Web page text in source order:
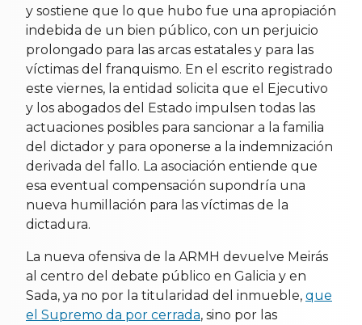
y sostiene que lo que hubo fue una apropiación
indebida de un bien público, con un perjuicio
prolongado para las arcas estatales y para las
víctimas del franquismo. En el escrito registrado
este viernes, la entidad solicita que el Ejecutivo
y los abogados del Estado impulsen todas las
actuaciones posibles para sancionar a la familia
del dictador y para oponerse a la indemnización
derivada del fallo. La asociación entiende que
esa eventual compensación supondría una
nueva humillación para las víctimas de la
dictadura.
La nueva ofensiva de la ARMH devuelve Meirás
al centro del debate público en Galicia y en
Sada, ya no por la titularidad del inmueble, que
el Supremo da por cerrada, sino por las